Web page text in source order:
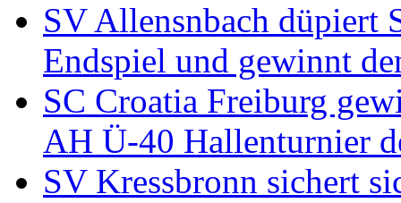
SV Allensnbach düpiert
Endspiel und gewinnt
SC Croatia Freiburg
AH Ü-40 Hallenturnier
SV Kressbronn sichert